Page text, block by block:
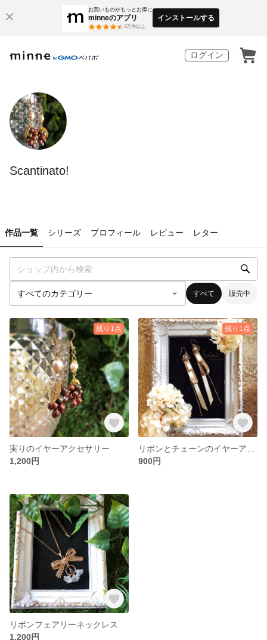
お買いものがもっとお得に
minneのアプリ
3万件以上
インストールする
ログイン
Scantinato!
作品一覧 シリーズ プロフィール レビュー レター
すべて 販売中
残り1点
実りのイヤーアクセサリー
1,200円
残り1点
900円
リボンフェアリーネックレス
1,200円